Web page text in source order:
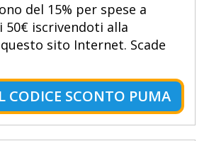
del 15% per spese a
50€ iscrivendoti alla
sito Internet. Scade
CODICE SCONTO PUMA